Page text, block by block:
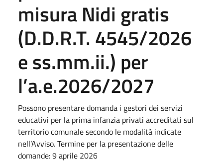
misura Nidi gratis
(D.D.R.T. 4545/2026
e ss.mm.ii.) per
l’a.e.2026/2027
Possono presentare domanda i gestori dei servizi
educativi per la prima infanzia privati accreditati sul
territorio comunale secondo le modalità indicate
nell’Avviso. Termine per la presentazione delle
domande: 9 aprile 2026